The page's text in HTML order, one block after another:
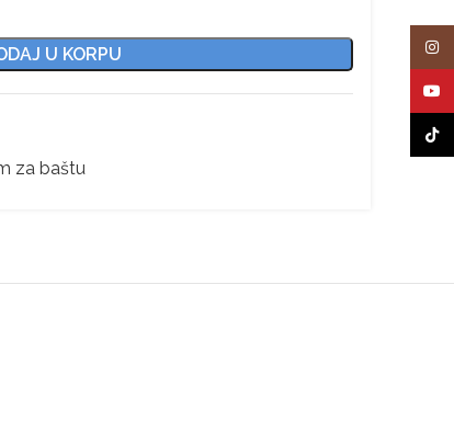
U KORPU
za baštu